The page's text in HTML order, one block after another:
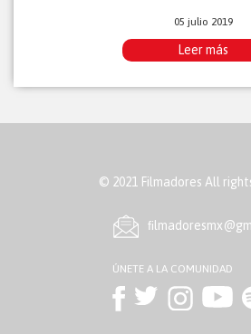
05 julio 2019
Leer más
© 2021 Filmadores All
ÚNETE A LA COMUNIDAD